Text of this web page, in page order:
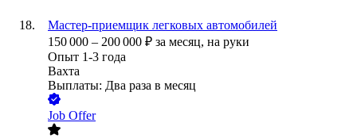
Мастер-приемщик легковых автомобилей
150 000 – 200 000 ₽ за месяц, на руки
Опыт 1-3 года
Вахта
Выплаты: Два раза в месяц
Job Offer